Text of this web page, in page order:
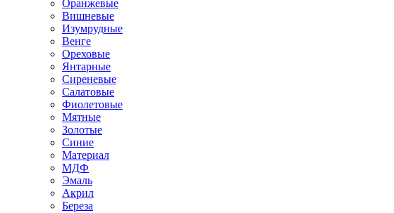
Оранжевые
Вишневые
Изумрудные
Венге
Ореховые
Янтарные
Сиреневые
Салатовые
Фиолетовые
Мятные
Золотые
Синие
Материал
МДФ
Эмаль
Акрил
Береза